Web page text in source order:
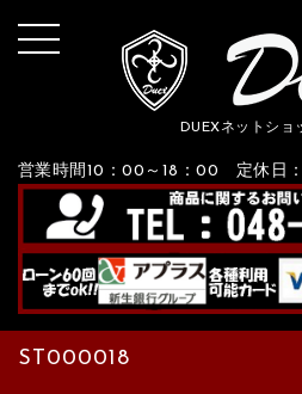
DUEXネットショ
営業時間10：00～18：00 定休日
ST000018